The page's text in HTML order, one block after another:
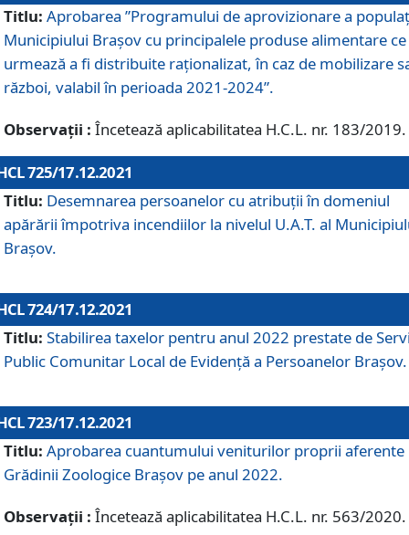
Titlu: Aprobarea ”Programului de aprovizionare a
Municipiului Braşov cu principalele produse alimentare ce
urmează a fi distribuite raționalizat, în caz de mobilizare
război, valabil în perioada 2021-2024”.
Observații : Încetează aplicabilitatea H.C.L. nr. 183/2019.
725/17.12.2021
Titlu: Desemnarea persoanelor cu atribuții în domeniul
apărării împotriva incendiilor la nivelul U.A.T. al
Brașov.
724/17.12.2021
Titlu: Stabilirea taxelor pentru anul 2022 prestate de
Public Comunitar Local de Evidență a Persoanelor Braşov.
723/17.12.2021
Titlu: Aprobarea cuantumului veniturilor proprii aferente
Grădinii Zoologice Braşov pe anul 2022.
Observații : Încetează aplicabilitatea H.C.L. nr. 563/2020.